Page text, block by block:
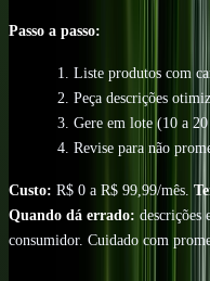
Passo a passo:
Liste produtos com
Peça descrições
Gere em lote (10 a 20
Revise para não
Custo: R$ 0 a R$ 99,99/mês.
Quando dá errado: descrições
consumidor. Cuidado com